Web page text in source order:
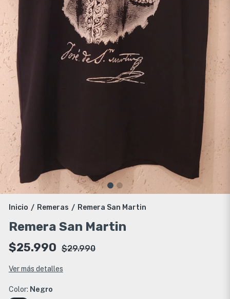
Inicio / Remeras / Remera San Martin
Remera San Martin
$25.990 $29.990
Ver más detalles
Color: Negro